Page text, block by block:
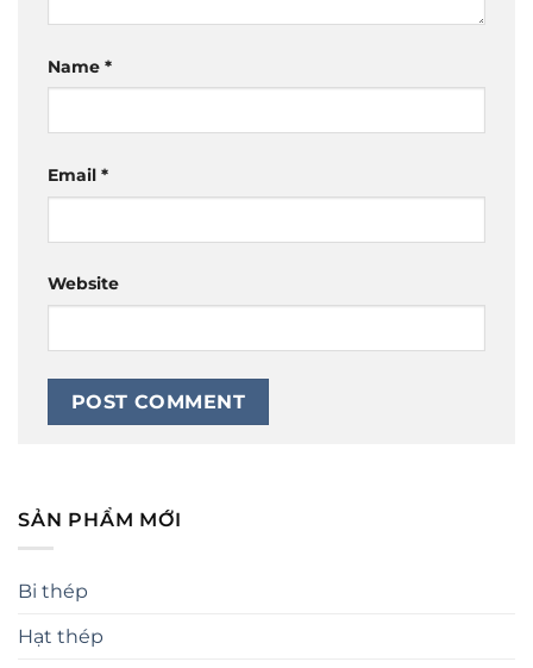
Name *
Email *
Website
SẢN PHẨM MỚI
Bi thép
Hạt thép